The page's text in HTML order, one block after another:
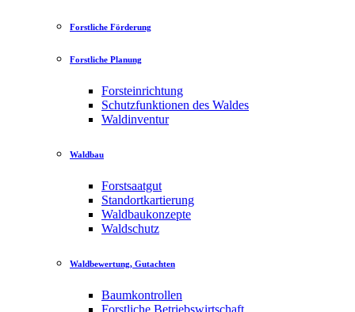
Forstliche Förderung
Forstliche Planung
Forsteinrichtung
Schutzfunktionen des Waldes
Waldinventur
Waldbau
Forstsaatgut
Standortkartierung
Waldbaukonzepte
Waldschutz
Waldbewertung, Gutachten
Baumkontrollen
Forstliche Betriebswirtschaft